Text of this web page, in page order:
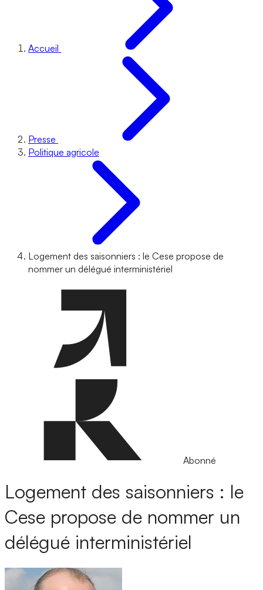
Accueil
Presse
Politique agricole
Logement des saisonniers : le Cese propose de
nommer un délégué interministériel
Abonné
Logement des saisonniers : le
Cese propose de nommer un
délégué interministériel